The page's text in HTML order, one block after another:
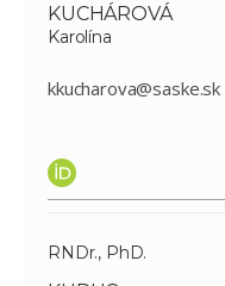
KUCHÁROVÁ
Karolína
kkucharova@saske.sk
RNDr., PhD.